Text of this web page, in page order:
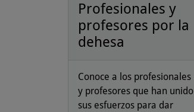
Profesionales y
profesores por la
dehesa
Conoce a los profesionales
y profesores que han unido
sus esfuerzos para dar